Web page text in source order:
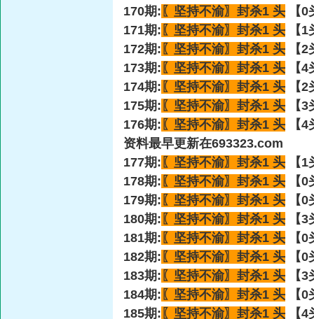
170期: 〖坚持不渝〗 封杀1 头 【0
171期: 〖坚持不渝〗 封杀1 头 【1
172期: 〖坚持不渝〗 封杀1 头 【2
173期: 〖坚持不渝〗 封杀1 头 【4
174期: 〖坚持不渝〗 封杀1 头 【2
175期: 〖坚持不渝〗 封杀1 头 【3
176期: 〖坚持不渝〗 封杀1 头 【4
资料最早更新在693323.com
177期: 〖坚持不渝〗 封杀1 头 【1
178期: 〖坚持不渝〗 封杀1 头 【0
179期: 〖坚持不渝〗 封杀1 头 【0
180期: 〖坚持不渝〗 封杀1 头 【3
181期: 〖坚持不渝〗 封杀1 头 【0
182期: 〖坚持不渝〗 封杀1 头 【0
183期: 〖坚持不渝〗 封杀1 头 【3
184期: 〖坚持不渝〗 封杀1 头 【0
185期: 〖坚持不渝〗 封杀1 头 【4